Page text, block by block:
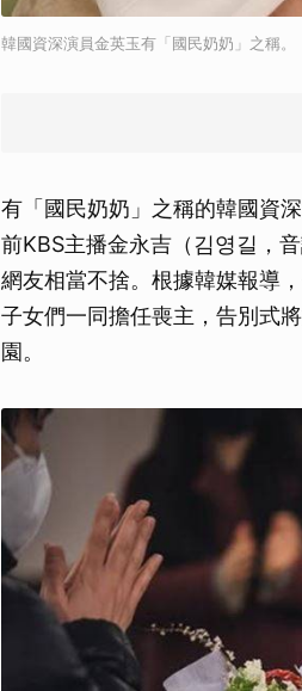
韓國資深演員金英玉有「國民奶奶」之稱。
有「國民奶奶」之稱的韓國資
前KBS主播金永吉（김영길，
網友相當不捨。根據韓媒報導
子女們一同擔任喪主，告別式
園。